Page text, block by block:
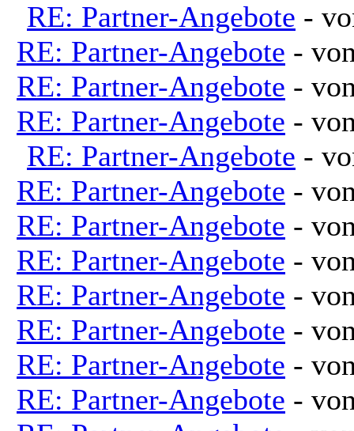
RE: Partner-Angebote -
RE: Partner-Angebote -
RE: Partner-Angebote -
RE: Partner-Angebote -
RE: Partner-Angebote -
RE: Partner-Angebote -
RE: Partner-Angebote -
RE: Partner-Angebote -
RE: Partner-Angebote -
RE: Partner-Angebote -
RE: Partner-Angebote -
RE: Partner-Angebote -